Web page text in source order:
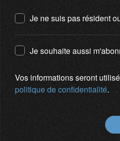
Je ne suis pas résident
Je souhaite aussi
Vos informations seront
politique de confidentialité.